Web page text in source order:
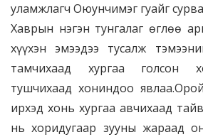
уламжлагч Оюунчимэг гуайг
Хаврын нэгэн тунгалаг өглөө
хүүхэн эмээдээ тусалж
тамчихаад хургаа голсон
тушчихаад хониндоо
ирхэд хонь хургаа авчихаад
нь хоридугаар зууны жараад